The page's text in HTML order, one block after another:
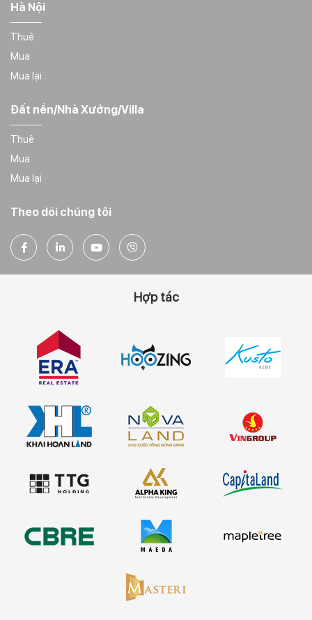
Hà Nội
Thuê
Mua
Mua lại
Đất nền/Nhà Xưởng/Villa
Thuê
Mua
Mua lại
Theo dõi chúng tôi
Hợp tác